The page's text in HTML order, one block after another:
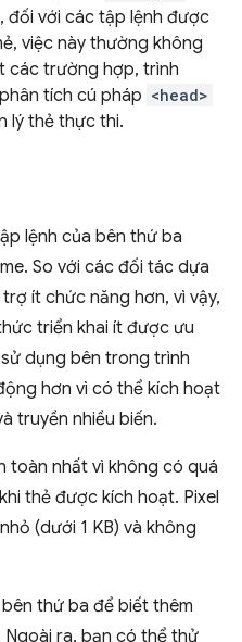
đối với các tập lệnh được
việc này thường không
các trường hợp, trình
tích cú pháp <head>
lý thẻ thực thi.
lệnh của bên thứ ba
So với các đối tác dựa
ít chức năng hơn, vì vậy,
triển khai ít được ưu
dụng bên trong trình
hơn vì có thể kích hoạt
truyền nhiều biến.
toàn nhất vì không có quá
thẻ được kích hoạt. Pixel
(dưới 1 KB) và không
thứ ba để biết thêm
ra, bạn có thể thử